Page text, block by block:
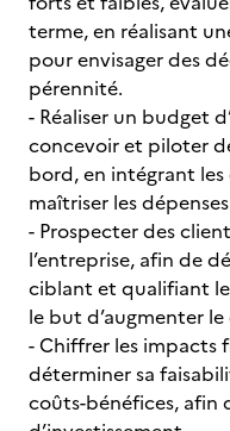
terme, en réalisant
pour envisager des
pérennité.
- Réaliser un budget
concevoir et piloter
bord, en intégrant
maîtriser les
- Prospecter des
l’entreprise, afin de
ciblant et qualifiant
le but d’augmenter
- Chiffrer les impacts
déterminer sa
coûts-bénéfices, afin